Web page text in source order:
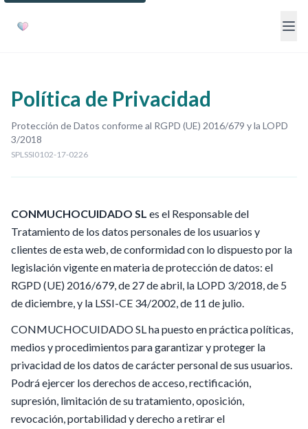
Política de Privacidad
Protección de Datos conforme al RGPD (UE) 2016/679 y la LOPD
3/2018
SPLSSI0102-17-0226
CONMUCHOCUIDADO SL es el Responsable del
Tratamiento de los datos personales de los usuarios y
clientes de esta web, de conformidad con lo dispuesto por la
legislación vigente en materia de protección de datos: el
RGPD (UE) 2016/679, de 27 de abril, la LOPD 3/2018, de 5
de diciembre, y la LSSI-CE 34/2002, de 11 de julio.
CONMUCHOCUIDADO SL ha puesto en práctica políticas,
medios y procedimientos para garantizar y proteger la
privacidad de los datos de carácter personal de sus usuarios.
Podrá ejercer los derechos de acceso, rectificación,
supresión, limitación de su tratamiento, oposición,
revocación, portabilidad y derecho a retirar el